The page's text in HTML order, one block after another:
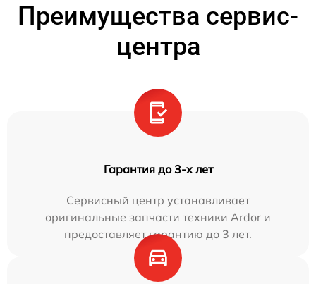
Преимущества сервис-
центра
Гарантия до 3-х лет
Сервисный центр устанавливает
оригинальные запчасти техники Ardor и
предоставляет гарантию до 3 лет.